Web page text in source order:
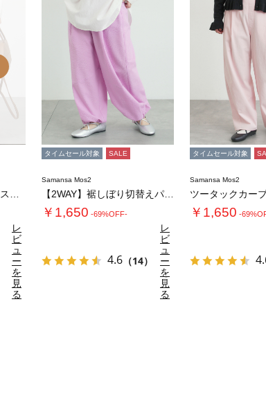
レ
ビ
ュ
ー
を
見
る
タイムセール対象 SALE
Samansa Mos2
￥1,650 -69%OFF-
4.6 （14）
レ
ビ
ュ
ー
を
見
る
タイムセール対象
Samansa Mos2
ツータックカー
￥1,650 -